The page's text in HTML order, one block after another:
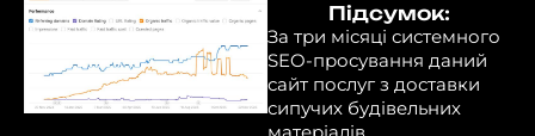
Підсумок:
За три місяці системного
SEO-просування даний
сайт послуг з доставки
сипучих будівельних